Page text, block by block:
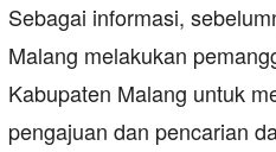
Sebagai informasi,
Malang melakukan
Kabupaten Malang untuk
pengajuan dan pencarian